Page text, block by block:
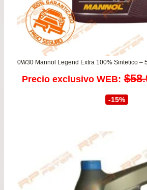
Precio exclusivo WEB: $
-15%